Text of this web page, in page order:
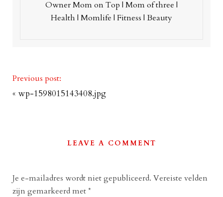
Owner Mom on Top | Mom of three |
Health | Momlife | Fitness | Beauty
Previous post:
« wp-1598015143408.jpg
LEAVE A COMMENT
Je e-mailadres wordt niet gepubliceerd. Vereiste velden
zijn gemarkeerd met*